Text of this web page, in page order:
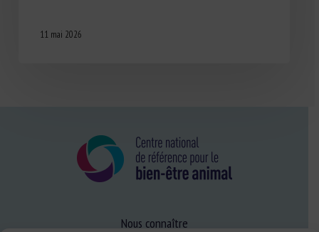
11 mai 2026
Nous connaître